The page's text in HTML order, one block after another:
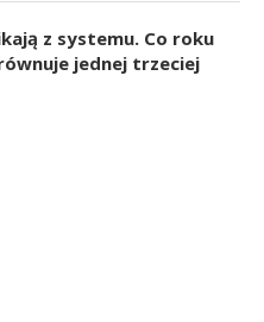
z systemu. Co roku
jednej trzeciej